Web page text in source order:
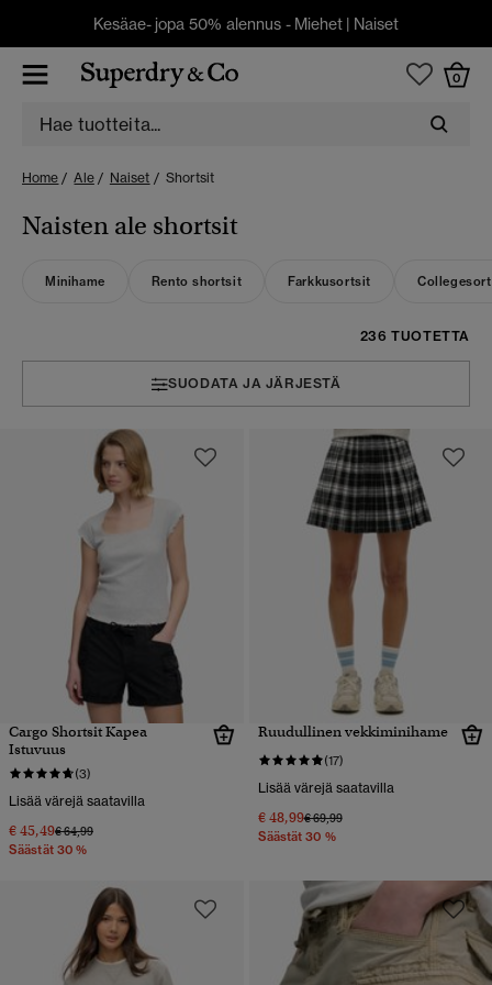
Kesäae- jopa 50% alennus - Miehet | Naiset
0
Home Ale Naiset Shortsit
Naisten ale shortsit
Minihame Rento shortsit Farkkusortsit
236 TUOTETTA
SUODATA JA JÄRJESTÄ
Cargo Shortsit Kapea
Istuvuus
(3)
Lisää värejä saatavilla
€ 45,49Hinta alennettu hinnasta
€ 64,99hintaan
Säästät 30 %
Ruudullinen vekkiminihame
(17)
Lisää värejä saatavilla
€ 48,99Hinta alennettu hinnasta
€ 69,99hintaan
Säästät 30 %